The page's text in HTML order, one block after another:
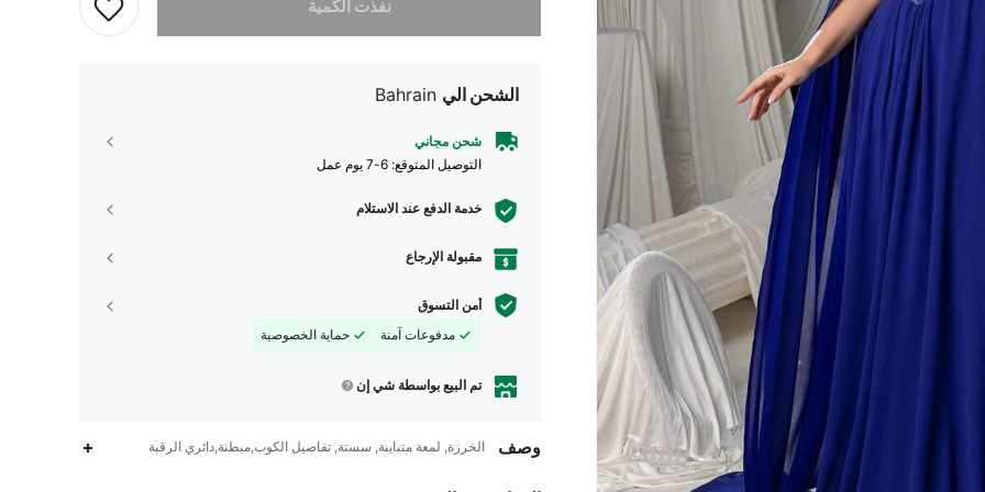
نفذت الكمية
الشحن الي Bahrain
شحن مجاني
التوصيل المتوقع: 6-7 يوم عمل
خدمة الدفع عند الاستلام
مقبولة الإرجاع
أمن التسوق
مدفوعات آمنة
حماية الخصوصية
تم البيع بواسطة شي إن
وصف الخرزة, لمعة متباينة, سستة, تفاصيل الكوب,مبطنة,دائري الرقبة